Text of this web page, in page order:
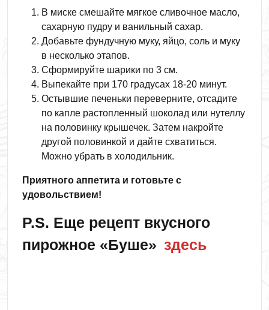
В миске смешайте мягкое сливочное масло,
сахарную пудру и ванильный сахар.
Добавьте фундучную муку, яйцо, соль и муку
в несколько этапов.
Сформируйте шарики по 3 см.
Выпекайте при 170 градусах 18-20 минут.
Остывшие печеньки переверните, отсадите
по капле растопленный шоколад или нутеллу
на половинку крышечек. Затем накройте
другой половинкой и дайте схватиться.
Можно убрать в холодильник.
Приятного аппетита и готовьте с
удовольствием!
P.S. Еще рецепт вкусного
пирожное «Буше» здесь